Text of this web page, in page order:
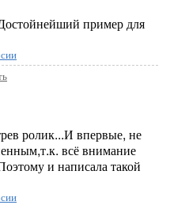
пример для
ролик...И впервые, не
всё внимание
и написала такой